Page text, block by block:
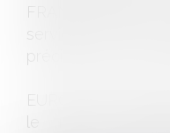
FRANCE
services qui
précisément aux
EUROJURIS